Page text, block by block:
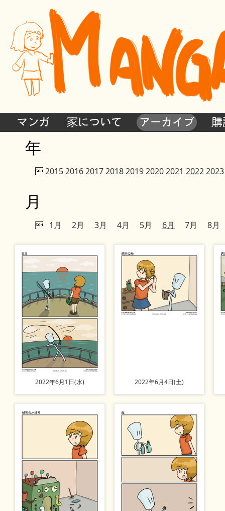
マンガ 家について アーカイブ
年
2015201620172018201920202021 20222023
月
 1月 2月 3月 4月 5月 6月 7月 8月
2022年6月1日(水) 2022年6月4日(土)